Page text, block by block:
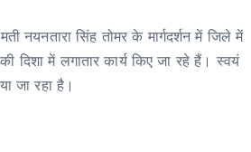
नयनतारा सिंह तोमर के मार्गदर्शन में जिले में
दिशा में लगातार कार्य किए जा रहे हैं। स्वयं
जा रहा है।